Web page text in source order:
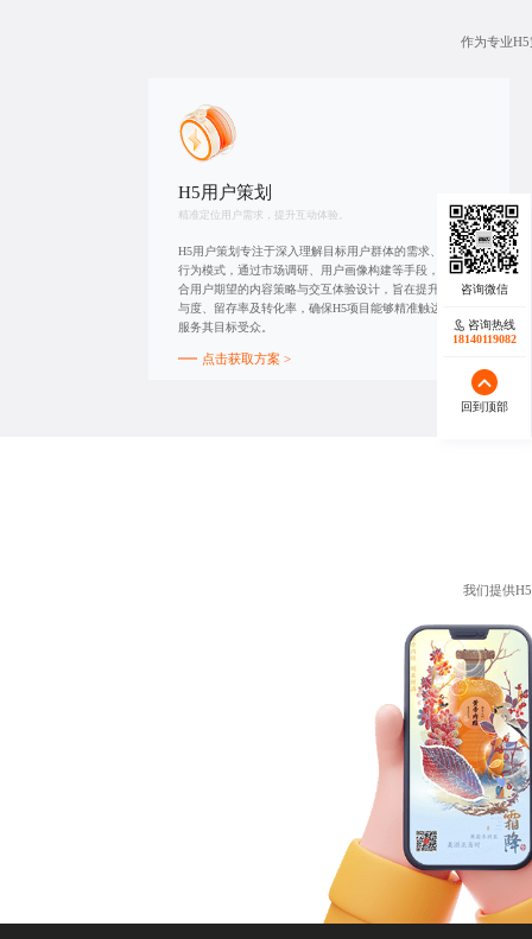
作为专业
H5用户策划
精准定位用户需求，提升互动体验。
H5用户策划专注于深入理解目标用户群体的需求、偏好及
行为模式，通过市场调研、用户画像构建等手段，制定符
合用户期望的内容策略与交互体验设计，旨在提升用户参
与度、留存率及转化率，确保H5项目能够精准触达并有效
服务其目标受众。
点击获取方案 >
我们提供
咨询热线
18140119082
回到顶部